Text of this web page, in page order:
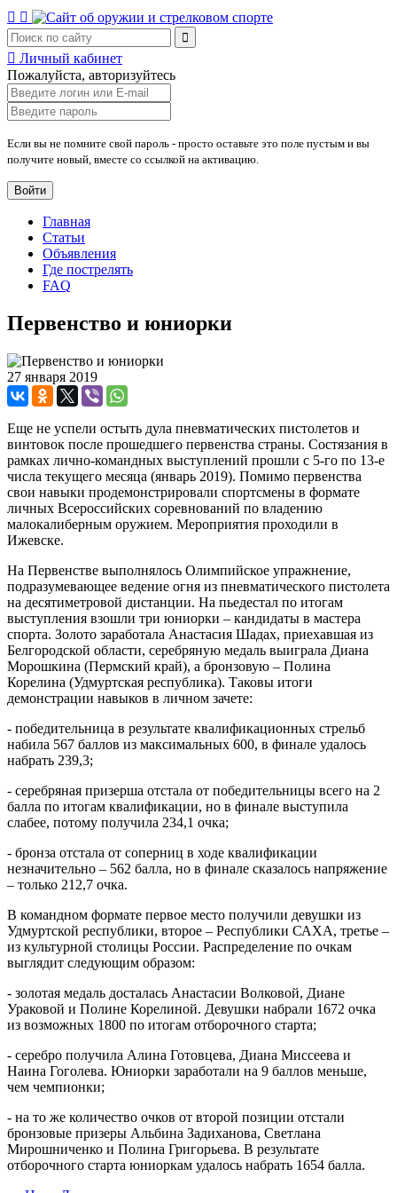
Личный кабинет
Пожалуйста, авторизуйтесь
Если вы не помните свой пароль - просто оставьте это поле пустым и вы
получите новый, вместе со ссылкой на активацию.
Войти
Главная
Статьи
Объявления
Где пострелять
FAQ
Первенство и юниорки
27 января 2019
Еще не успели остыть дула пневматических пистолетов и
винтовок после прошедшего первенства страны. Состязания в
рамках лично-командных выступлений прошли с 5-го по 13-е
числа текущего месяца (январь 2019). Помимо первенства
свои навыки продемонстрировали спортсмены в формате
личных Всероссийских соревнований по владению
малокалиберным оружием. Мероприятия проходили в
Ижевске.
На Первенстве выполнялось Олимпийское упражнение,
подразумевающее ведение огня из пневматического пистолета
на десятиметровой дистанции. На пьедестал по итогам
выступления взошли три юниорки – кандидаты в мастера
спорта. Золото заработала Анастасия Шадах, приехавшая из
Белгородской области, серебряную медаль выиграла Диана
Морошкина (Пермский край), а бронзовую – Полина
Корелина (Удмуртская республика). Таковы итоги
демонстрации навыков в личном зачете:
- победительница в результате квалификационных стрельб
набила 567 баллов из максимальных 600, в финале удалось
набрать 239,3;
- серебряная призерша отстала от победительницы всего на 2
балла по итогам квалификации, но в финале выступила
слабее, потому получила 234,1 очка;
- бронза отстала от соперниц в ходе квалификации
незначительно – 562 балла, но в финале сказалось напряжение
– только 212,7 очка.
В командном формате первое место получили девушки из
Удмуртской республики, второе – Республики САХА, третье –
из культурной столицы России. Распределение по очкам
выглядит следующим образом:
- золотая медаль досталась Анастасии Волковой, Диане
Ураковой и Полине Корелиной. Девушки набрали 1672 очка
из возможных 1800 по итогам отборочного старта;
- серебро получила Алина Готовцева, Диана Миссеева и
Наина Гоголева. Юниорки заработали на 9 баллов меньше,
чем чемпионки;
- на то же количество очков от второй позиции отстали
бронзовые призеры Альбина Задиханова, Светлана
Мирошниченко и Полина Григорьева. В результате
отборочного старта юниоркам удалось набрать 1654 балла.